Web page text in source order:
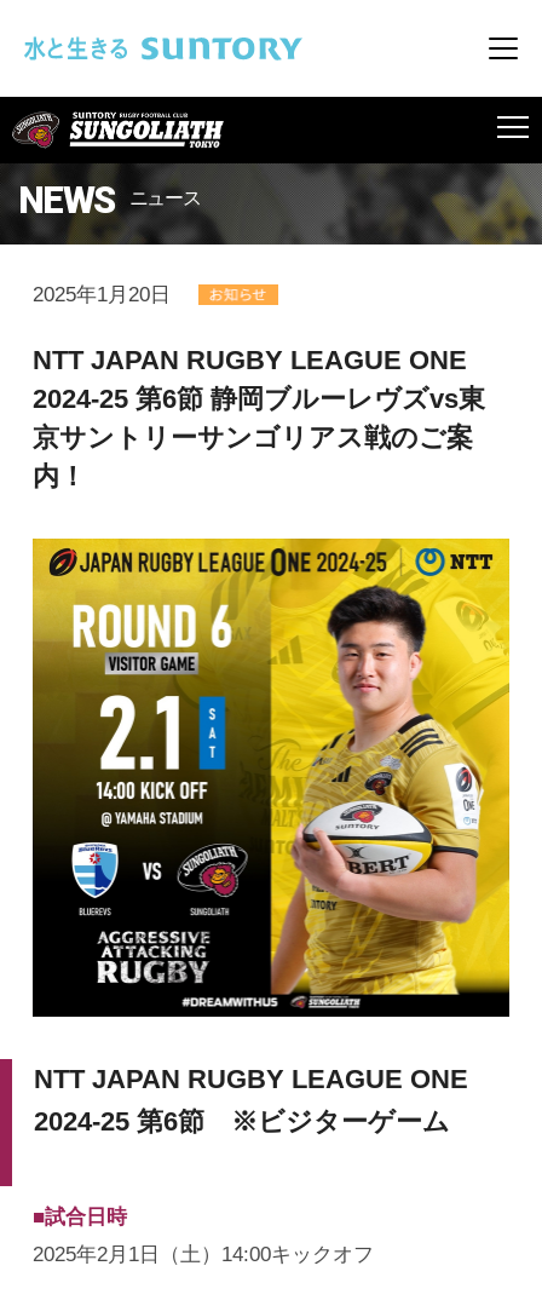
メ
NEWS ニュース
2025年1月20日
NTT JAPAN RUGBY LEAGUE ONE
2024-25 第6節 静岡ブルーレヴズvs東
京サントリーサンゴリアス戦のご案
内！
NTT JAPAN RUGBY LEAGUE ONE
2024-25 第6節 ※ビジターゲーム
■試合日時
2025年2月1日（土）14:00キックオフ